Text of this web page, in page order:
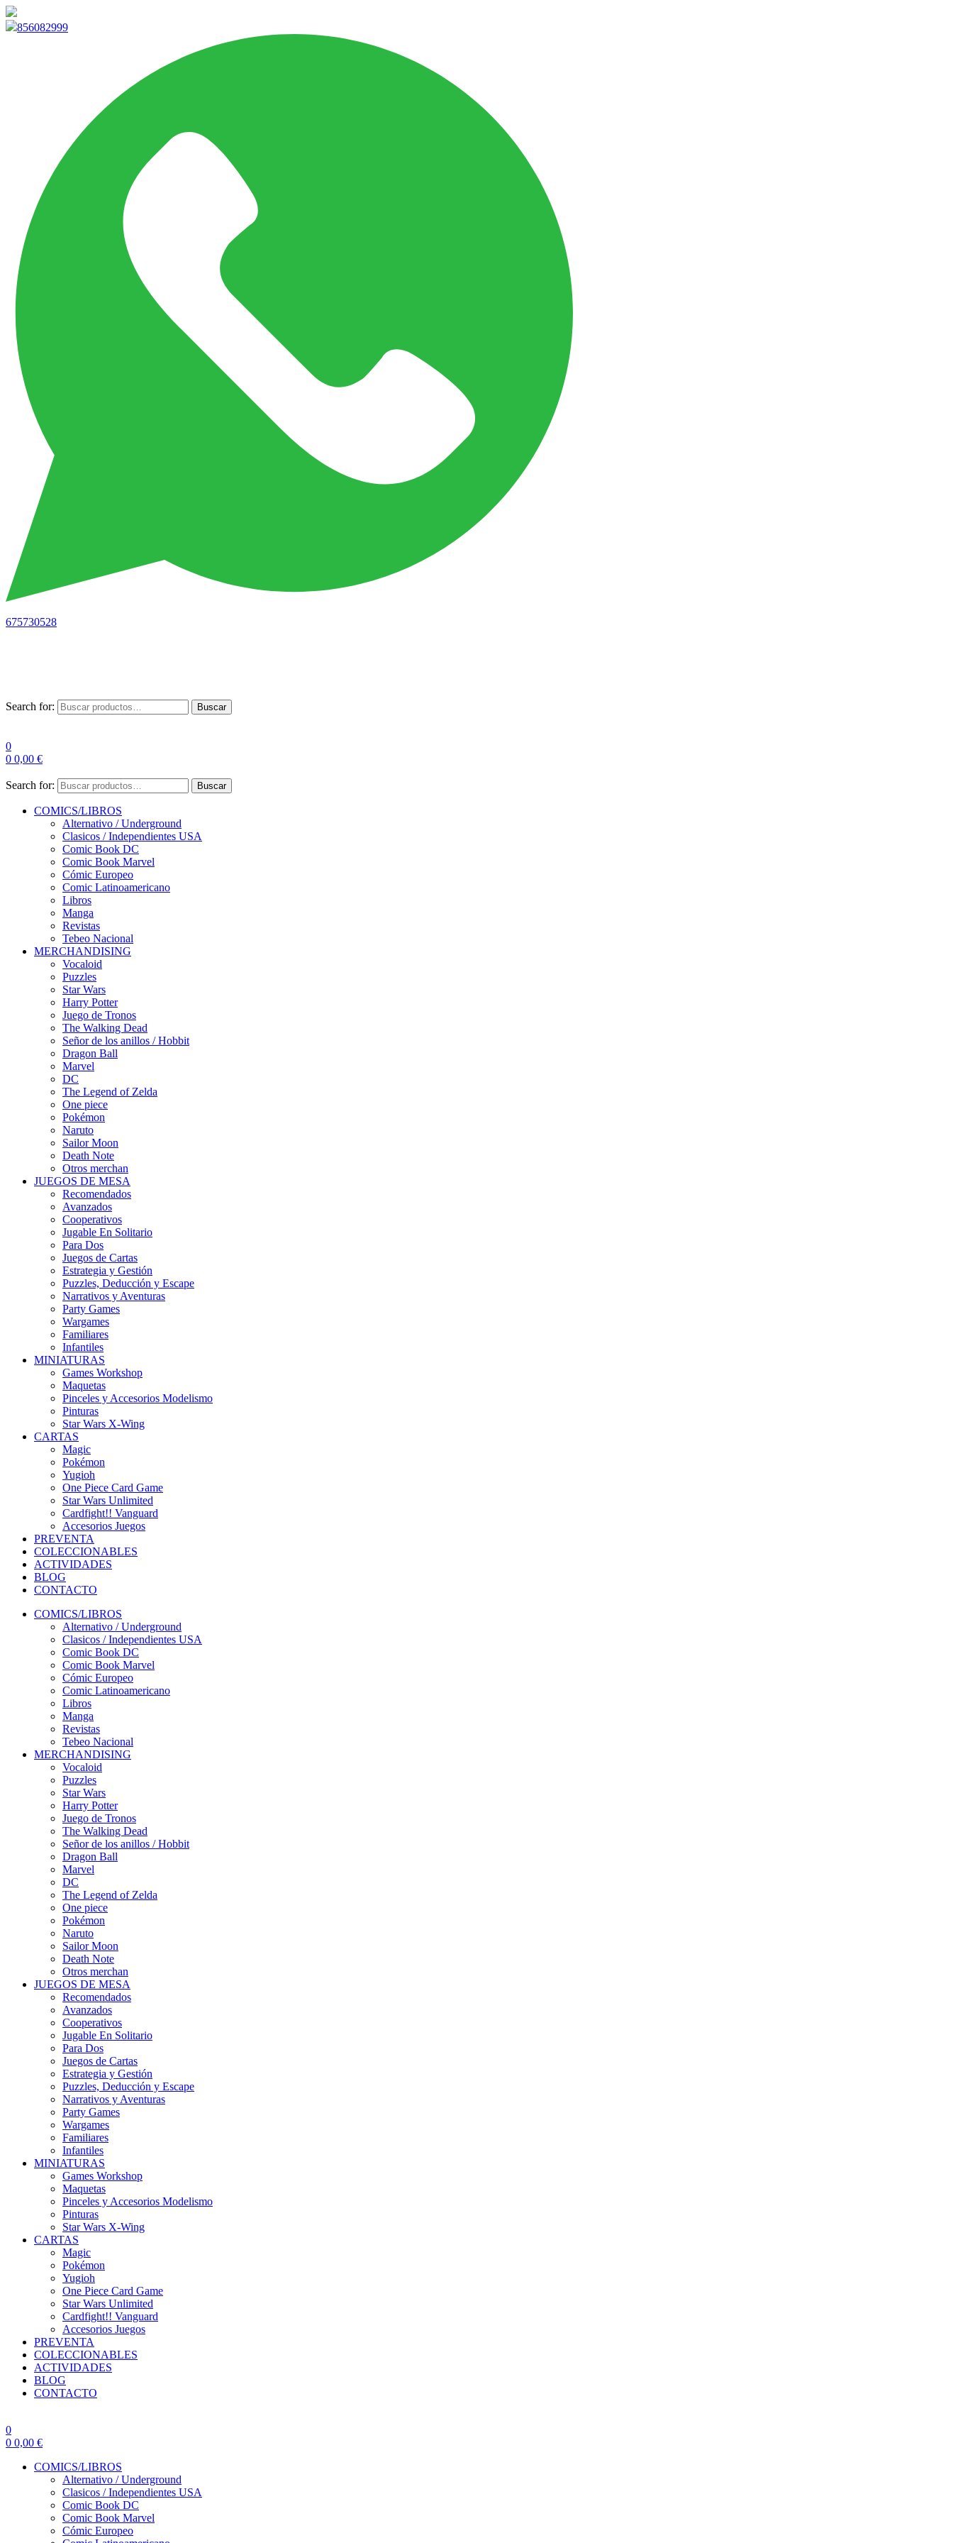
856082999
675730528
Search for: Buscar
0
0 0,00 €
Search for: Buscar
COMICS/LIBROS
Alternativo / Underground
Clasicos / Independientes USA
Comic Book DC
Comic Book Marvel
Cómic Europeo
Comic Latinoamericano
Libros
Manga
Revistas
Tebeo Nacional
MERCHANDISING
Vocaloid
Puzzles
Star Wars
Harry Potter
Juego de Tronos
The Walking Dead
Señor de los anillos / Hobbit
Dragon Ball
Marvel
DC
The Legend of Zelda
One piece
Pokémon
Naruto
Sailor Moon
Death Note
Otros merchan
JUEGOS DE MESA
Recomendados
Avanzados
Cooperativos
Jugable En Solitario
Para Dos
Juegos de Cartas
Estrategia y Gestión
Puzzles, Deducción y Escape
Narrativos y Aventuras
Party Games
Wargames
Familiares
Infantiles
MINIATURAS
Games Workshop
Maquetas
Pinceles y Accesorios Modelismo
Pinturas
Star Wars X-Wing
CARTAS
Magic
Pokémon
Yugioh
One Piece Card Game
Star Wars Unlimited
Cardfight!! Vanguard
Accesorios Juegos
PREVENTA
COLECCIONABLES
ACTIVIDADES
BLOG
CONTACTO
COMICS/LIBROS
Alternativo / Underground
Clasicos / Independientes USA
Comic Book DC
Comic Book Marvel
Cómic Europeo
Comic Latinoamericano
Libros
Manga
Revistas
Tebeo Nacional
MERCHANDISING
Vocaloid
Puzzles
Star Wars
Harry Potter
Juego de Tronos
The Walking Dead
Señor de los anillos / Hobbit
Dragon Ball
Marvel
DC
The Legend of Zelda
One piece
Pokémon
Naruto
Sailor Moon
Death Note
Otros merchan
JUEGOS DE MESA
Recomendados
Avanzados
Cooperativos
Jugable En Solitario
Para Dos
Juegos de Cartas
Estrategia y Gestión
Puzzles, Deducción y Escape
Narrativos y Aventuras
Party Games
Wargames
Familiares
Infantiles
MINIATURAS
Games Workshop
Maquetas
Pinceles y Accesorios Modelismo
Pinturas
Star Wars X-Wing
CARTAS
Magic
Pokémon
Yugioh
One Piece Card Game
Star Wars Unlimited
Cardfight!! Vanguard
Accesorios Juegos
PREVENTA
COLECCIONABLES
ACTIVIDADES
BLOG
CONTACTO
0
0 0,00 €
COMICS/LIBROS
Alternativo / Underground
Clasicos / Independientes USA
Comic Book DC
Comic Book Marvel
Cómic Europeo